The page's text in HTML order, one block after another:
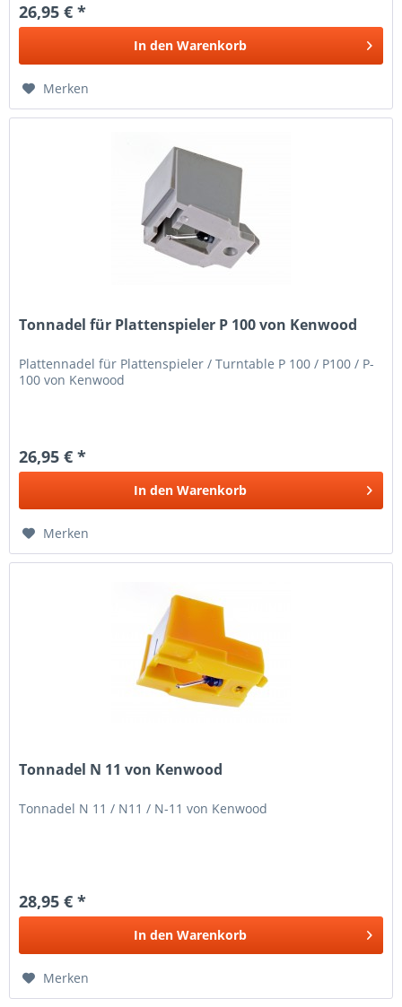
26,95 € *
In den Warenkorb
Merken
Tonnadel für Plattenspieler P 100 von Kenwood
Plattennadel für Plattenspieler / Turntable P 100 / P100 / P-
100 von Kenwood
26,95 € *
In den Warenkorb
Merken
Tonnadel N 11 von Kenwood
Tonnadel N 11 / N11 / N-11 von Kenwood
28,95 € *
In den Warenkorb
Merken